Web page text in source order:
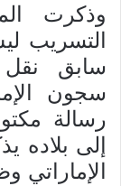
وذكرت
التسريب
سابق
سجون
رسالة
إلى بلاده